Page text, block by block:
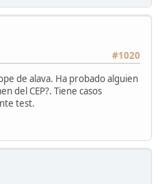
#1020
de alava. Ha probado alguien
del CEP?. Tiene casos
test.